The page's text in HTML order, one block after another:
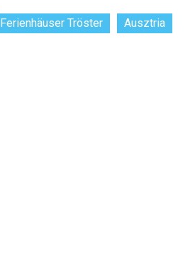
Ferienhäuser Tröster
Ausztria